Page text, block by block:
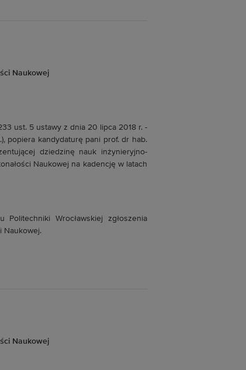
Naukowej
ust. 5 ustawy z dnia 20 lipca 2018 r. -
popiera kandydaturę pani prof. dr hab.
dziedzinę nauk inżynieryjno-
Naukowej na kadencję w latach
Wrocławskiej zgłoszenia
Naukowej.
Naukowej